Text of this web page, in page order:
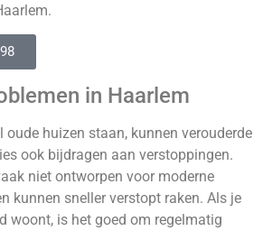
in Haarlem
oude huizen staan, kunnen verouderde
ook bijdragen aan verstoppingen.
niet ontworpen voor moderne
kunnen sneller verstopt raken. Als je
woont, is het goed om regelmatig